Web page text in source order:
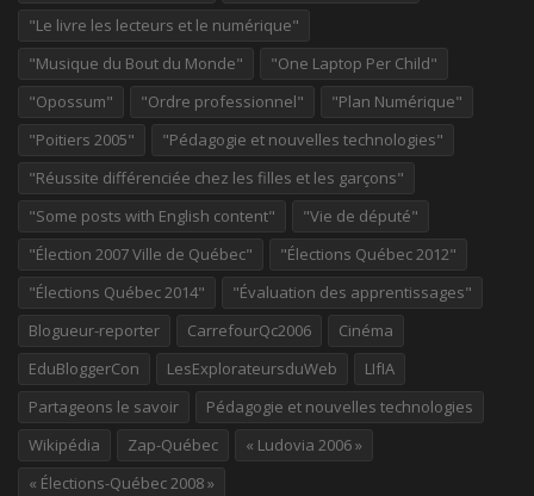
"Le livre les lecteurs et le numérique"
"Musique du Bout du Monde"
"One Laptop Per Child"
"Opossum"
"Ordre professionnel"
"Plan Numérique"
"Poitiers 2005"
"Pédagogie et nouvelles technologies"
"Réussite différenciée chez les filles et les garçons"
"Some posts with English content"
"Vie de député"
"Élection 2007 Ville de Québec"
"Élections Québec 2012"
"Élections Québec 2014"
"Évaluation des apprentissages"
Blogueur-reporter
CarrefourQc2006
Cinéma
EduBloggerCon
LesExplorateursduWeb
LIfIA
Partageons le savoir
Pédagogie et nouvelles technologies
Wikipédia
Zap-Québec
« Ludovia 2006 »
« Élections-Québec 2008 »